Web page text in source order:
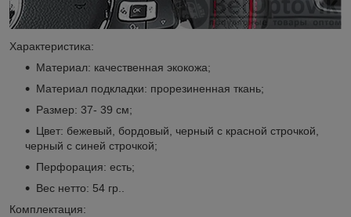
Характеристика:
Материал: качественная экокожа;
Материал подкладки: прорезиненная ткань;
Размер: 37- 39 см;
Цвет: бежевый, бордовый, черный с красной строчкой,
черный с синей строчкой;
Перфорация: есть;
Вес нетто: 54 гр..
Комплектация: